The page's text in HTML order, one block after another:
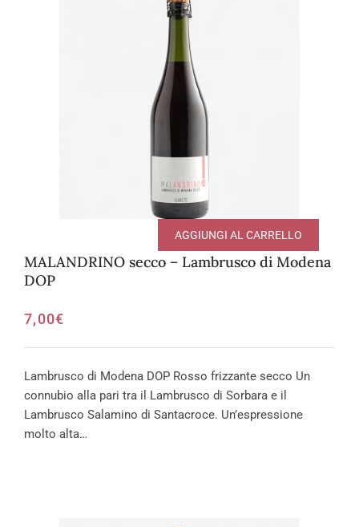
MALANDRINO secco – Lambrusco di Modena
DOP
7,00€
AGGIUNGI AL CARRELLO
Lambrusco di Modena DOP Rosso frizzante secco Un
connubio alla pari tra il Lambrusco di Sorbara e il
Lambrusco Salamino di Santacroce. Un’espressione
molto alta…